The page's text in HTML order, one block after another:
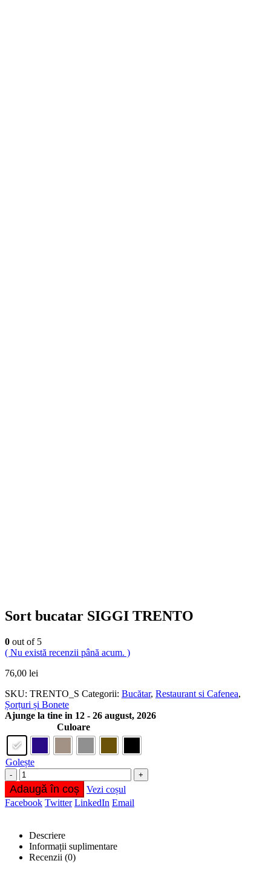
Sort bucatar SIGGI TRENTO
0 out of 5
( Nu există recenzii până acum. )
76,00 lei
SKU: TRENTO_S Categorii: Bucătar, Restaurant si Cafenea,
Șorțuri și Bonete
Ajunge la tine in 12 - 26 august, 2026
Culoare
Golește
- +
Adaugă în coș
Vezi coșul
Facebook Twitter LinkedIn Email
Descriere
Informații suplimentare
Recenzii (0)